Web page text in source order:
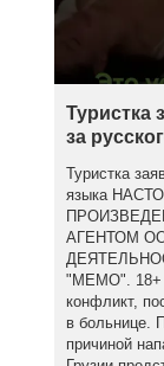
Туристка
за
Туристка
языка
АГЕНТОМ
"МЕМО". 18+
конфликт,
в больнице.
причиной